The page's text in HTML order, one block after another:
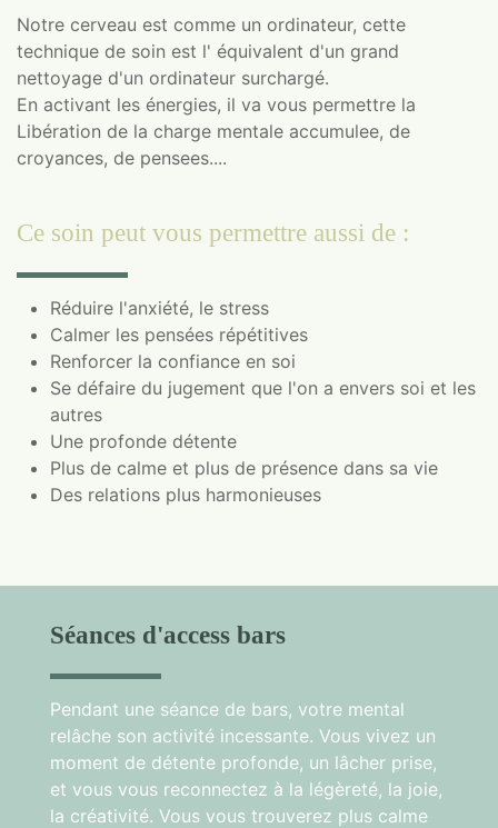
Notre cerveau est comme un ordinateur, cette
technique de soin est l' équivalent d'un grand
nettoyage d'un ordinateur surchargé.
En activant les énergies, il va vous permettre la
Libération de la charge mentale accumulee, de
croyances, de pensees....
Ce soin peut vous permettre aussi de :
Réduire l'anxiété, le stress
Calmer les pensées répétitives
Renforcer la confiance en soi
Se défaire du jugement que l'on a envers soi et les
autres
Une profonde détente
Plus de calme et plus de présence dans sa vie
Des relations plus harmonieuses
Séances d'access bars
Pendant une séance de bars, votre mental
relâche son activité incessante. Vous vivez un
moment de détente profonde, un lâcher prise,
et vous vous reconnectez à la légèreté, la joie,
la créativité. Vous vous trouverez plus calme